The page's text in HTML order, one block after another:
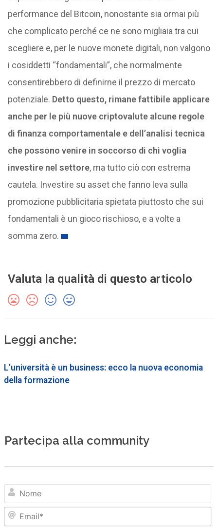
performance del Bitcoin, nonostante sia ormai più
che complicato perché ce ne sono migliaia tra cui
scegliere e, per le nuove monete digitali, non valgono
i cosiddetti “fondamentali”, che normalmente
consentirebbero di definirne il prezzo di mercato
potenziale. Detto questo, rimane fattibile applicare
anche per le più nuove criptovalute alcune regole
di finanza comportamentale e dell’analisi tecnica
che possono venire in soccorso di chi voglia
investire nel settore, ma tutto ciò con estrema
cautela. Investire su asset che fanno leva sulla
promozione pubblicitaria spietata piuttosto che sui
fondamentali è un gioco rischioso, e a volte a
somma zero.
Valuta la qualità di questo articolo
Leggi anche:
L’università è un business: ecco la nuova economia
della formazione
Partecipa alla community